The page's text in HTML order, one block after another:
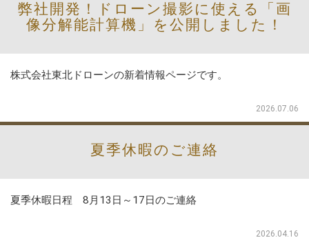
弊社開発！ドローン撮影に使える「画
像分解能計算機」を公開しました！
株式会社東北ドローンの新着情報ページです。
2026.07.06
夏季休暇のご連絡
夏季休暇日程 8月13日～17日のご連絡
2026.04.16